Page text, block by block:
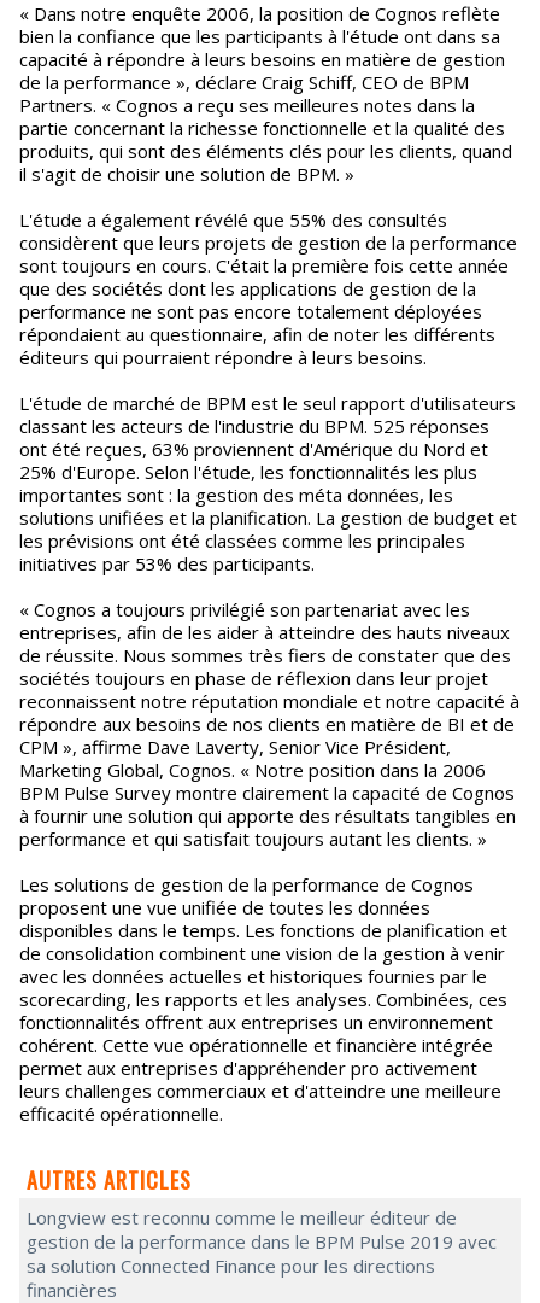
« Dans notre enquête 2006, la position de Cognos reflète
bien la confiance que les participants à l'étude ont dans sa
capacité à répondre à leurs besoins en matière de gestion
de la performance », déclare Craig Schiff, CEO de BPM
Partners. « Cognos a reçu ses meilleures notes dans la
partie concernant la richesse fonctionnelle et la qualité des
produits, qui sont des éléments clés pour les clients, quand
il s'agit de choisir une solution de BPM. »
L'étude a également révélé que 55% des consultés
considèrent que leurs projets de gestion de la performance
sont toujours en cours. C'était la première fois cette année
que des sociétés dont les applications de gestion de la
performance ne sont pas encore totalement déployées
répondaient au questionnaire, afin de noter les différents
éditeurs qui pourraient répondre à leurs besoins.
L'étude de marché de BPM est le seul rapport d'utilisateurs
classant les acteurs de l'industrie du BPM. 525 réponses
ont été reçues, 63% proviennent d'Amérique du Nord et
25% d'Europe. Selon l'étude, les fonctionnalités les plus
importantes sont : la gestion des méta données, les
solutions unifiées et la planification. La gestion de budget et
les prévisions ont été classées comme les principales
initiatives par 53% des participants.
« Cognos a toujours privilégié son partenariat avec les
entreprises, afin de les aider à atteindre des hauts niveaux
de réussite. Nous sommes très fiers de constater que des
sociétés toujours en phase de réflexion dans leur projet
reconnaissent notre réputation mondiale et notre capacité à
répondre aux besoins de nos clients en matière de BI et de
CPM », affirme Dave Laverty, Senior Vice Président,
Marketing Global, Cognos. « Notre position dans la 2006
BPM Pulse Survey montre clairement la capacité de Cognos
à fournir une solution qui apporte des résultats tangibles en
performance et qui satisfait toujours autant les clients. »
Les solutions de gestion de la performance de Cognos
proposent une vue unifiée de toutes les données
disponibles dans le temps. Les fonctions de planification et
de consolidation combinent une vision de la gestion à venir
avec les données actuelles et historiques fournies par le
scorecarding, les rapports et les analyses. Combinées, ces
fonctionnalités offrent aux entreprises un environnement
cohérent. Cette vue opérationnelle et financière intégrée
permet aux entreprises d'appréhender pro activement
leurs challenges commerciaux et d'atteindre une meilleure
efficacité opérationnelle.
AUTRES ARTICLES
Longview est reconnu comme le meilleur éditeur de
gestion de la performance dans le BPM Pulse 2019 avec
sa solution Connected Finance pour les directions
financières